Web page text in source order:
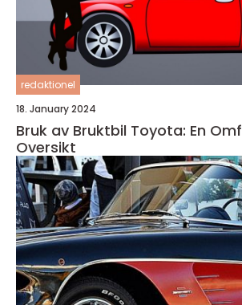
redaktionel
18. January 2024
Bruk av Bruktbil Toyota: En
Oversikt